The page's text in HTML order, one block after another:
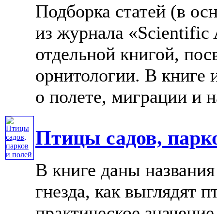
Подборка статей (в
из журнала
отдельной книгой,
орнитологии. В
о полете, миграции и
Птицы садов,
В книге даны
гнезда, как выглядят